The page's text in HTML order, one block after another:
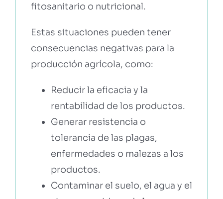
fitosanitario o nutricional.
Estas situaciones pueden tener
consecuencias negativas para la
producción agrícola, como:
Reducir la eficacia y la
rentabilidad de los productos.
Generar resistencia o
tolerancia de las plagas,
enfermedades o malezas a los
productos.
Contaminar el suelo, el agua y el